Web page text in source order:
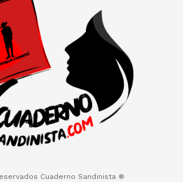
Cuaderno Sandinista ®